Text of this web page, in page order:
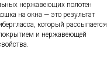
нержавеющих полотен
на окна — это результат
который рассыпается
и нержавеющей